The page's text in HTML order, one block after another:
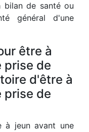
bilan de santé ou
général d'une
être à
prise de
d'être à
prise de
à jeun avant une